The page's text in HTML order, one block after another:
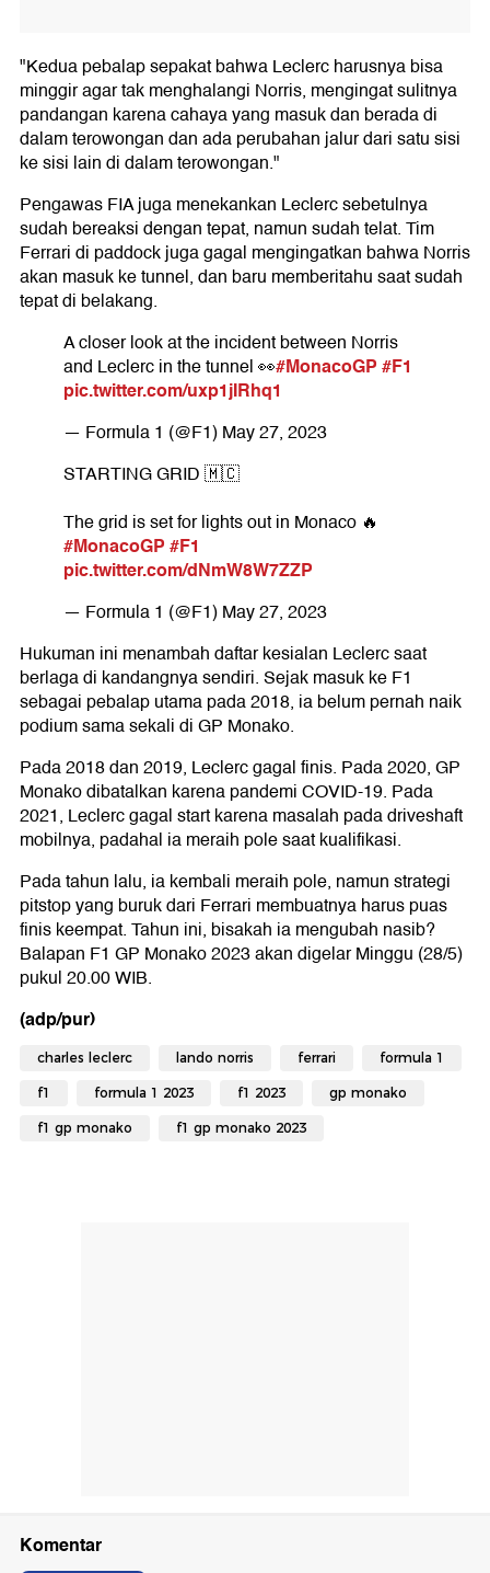
"Kedua pebalap sepakat bahwa Leclerc harusnya bisa
minggir agar tak menghalangi Norris, mengingat sulitnya
pandangan karena cahaya yang masuk dan berada di
dalam terowongan dan ada perubahan jalur dari satu sisi
ke sisi lain di dalam terowongan."
Pengawas FIA juga menekankan Leclerc sebetulnya
sudah bereaksi dengan tepat, namun sudah telat. Tim
Ferrari di paddock juga gagal mengingatkan bahwa Norris
akan masuk ke tunnel, dan baru memberitahu saat sudah
tepat di belakang.
A closer look at the incident between Norris
and Leclerc in the tunnel 👀#MonacoGP#F1
pic.twitter.com/uxp1jIRhq1
— Formula 1 (@F1)May 27, 2023
STARTING GRID 🇲🇨
The grid is set for lights out in Monaco 🔥
#MonacoGP#F1
pic.twitter.com/dNmW8W7ZZP
— Formula 1 (@F1)May 27, 2023
Hukuman ini menambah daftar kesialan Leclerc saat
berlaga di kandangnya sendiri. Sejak masuk ke F1
sebagai pebalap utama pada 2018, ia belum pernah naik
podium sama sekali di GP Monako.
Pada 2018 dan 2019, Leclerc gagal finis. Pada 2020, GP
Monako dibatalkan karena pandemi COVID-19. Pada
2021, Leclerc gagal start karena masalah pada driveshaft
mobilnya, padahal ia meraih pole saat kualifikasi.
Pada tahun lalu, ia kembali meraih pole, namun strategi
pitstop yang buruk dari Ferrari membuatnya harus puas
finis keempat. Tahun ini, bisakah ia mengubah nasib?
Balapan F1 GP Monako 2023 akan digelar Minggu (28/5)
pukul 20.00 WIB.
(adp/pur)
charles leclerc lando norris ferrari formula 1
f1 formula 1 2023 f1 2023 gp monako
f1 gp monako f1 gp monako 2023
Komentar